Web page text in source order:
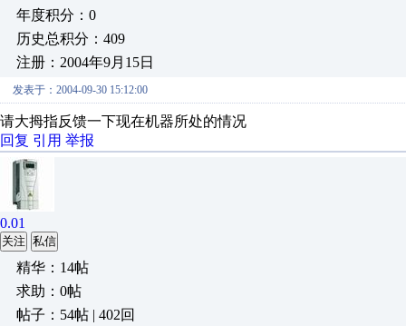
年度积分：0
历史总积分：409
注册：2004年9月15日
发表于：2004-09-30 15:12:00
请大拇指反馈一下现在机器所处的情况
回复 引用 举报
0.01
关注 私信
精华：14帖
求助：0帖
帖子：54帖 | 402回